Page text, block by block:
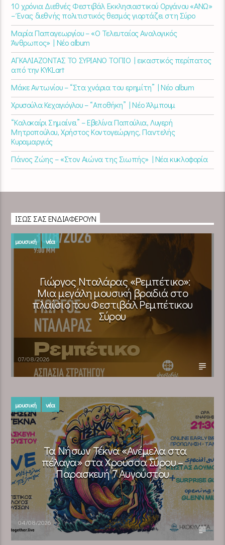
10 χρόνια Διεθνές Φεστιβάλ Εκκλησιαστικού Οργάνου «ΑΝΩ»
– Ένας διεθνής πολιτιστικός θεσμός γιορτάζει στη Σύρο​
Μαρία Παπαγεωργίου – «Ο Τελευταίος Αναλογικός
Άνθρωπος» | Νέο album
ΑΓΚΑΛΙΑΖΟΝΤΑΣ ΤΟ ΣΥΡΙΑΝΟ ΤΟΠΙΟ | εικαστικός περίπατος
από την KYKLart
Μάκε Αντωνίου – “Στα χνάρια του ερημίτη” | Νέο album
Χρυσούλα Κεχαγιόγλου – “Αποθήκη” | Νέο Άλμπουμ
“Καλοκαίρι Σημαίνει” – Εβελίνα Παπούλια, Λυγερή
Μητροπούλου, Χρήστος Κοντογεώργης, Παντελής
Κυραμαργιός
Πάνος Ζώης – «Στον Αιώνα της Σιωπής» | Νέα κυκλοφορία
ΊΣΩΣ ΣΑΣ ΕΝΔΙΑΦΈΡΟΥΝ
μουσική νέα
Γιώργος Νταλάρας «Ρεμπέτικο»:
Μια μεγάλη μουσική βραδιά στο
πλαίσιο του Φεστιβάλ Ρεμπέτικου
Σύρου
07/08/2026
μουσική νέα
Τα Νήσων Τέκνα «Ανέμελα στα
πέλαγα» στα Χρούσσα Σύρου –
Παρασκευή 7 Αυγούστου
04/08/2026